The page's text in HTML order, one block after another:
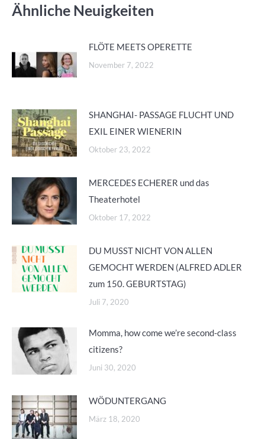
Ähnliche Neuigkeiten
FLÖTE MEETS OPERETTE
November 7, 2022
SHANGHAI- PASSAGE FLUCHT UND
EXIL EINER WIENERIN
Oktober 23, 2022
MERCEDES ECHERER und das
Theaterhotel
Oktober 17, 2022
DU MUSST NICHT VON ALLEN
GEMOCHT WERDEN (ALFRED ADLER
zum 150. GEBURTSTAG)
Juli 7, 2020
Momma, how come we’re second-class
citizens?
Juni 30, 2020
WÖDUNTERGANG
März 18, 2020